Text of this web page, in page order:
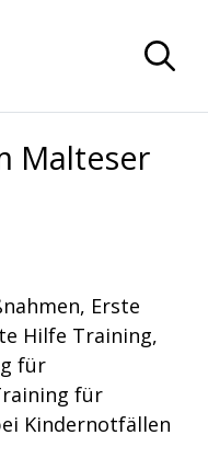
Malteser
Erste
Hilfe Training,
für
für
Kindernotfällen